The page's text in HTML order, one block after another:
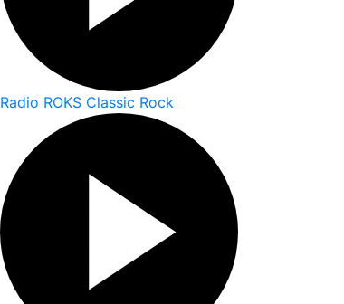
Radio ROKS Classic Rock